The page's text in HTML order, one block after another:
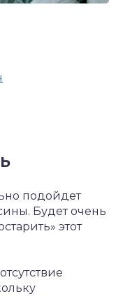
подойдет
Будет очень
этот